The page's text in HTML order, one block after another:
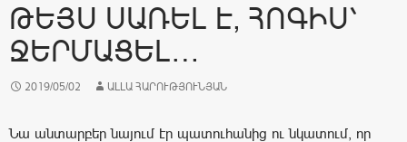
ԹԵՅՍ ՍԱՌԵԼ Է, ՀՈԳԻՍ՝
ՋԵՐՄԱՑԵԼ…
2019/05/02 ԱԼԼԱ ՀԱՐՈՒԹՅՈՒՆՅԱՆ
Նա անտարբեր նայում էր պատուհանից ու նկատում, որ